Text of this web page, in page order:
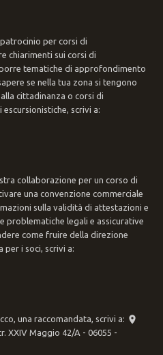
per corsi di
chiarimenti sui corsi di
tematiche di approfondimento
se nella tua zona si tengono
cittadinanza o corsi di
scrivi a:
collaborazione per un corso di
una convenzione commerciale
sulla validità di attestazioni e
problematiche legali e assicurative
come fruire della direzione
per i soci, scrivi a:
una raccomandata, scrivi a:
XXIV Maggio 42/A - 06055 -